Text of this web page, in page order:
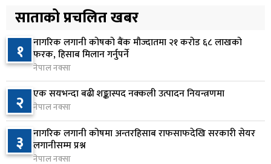
५
सरकारद्वारा राष्ट्रसेवक कर्मचारीको नयाँ तलबमान
स्वीकृत, न्यूनतम तलब २८ हजार ९८४ रुपैयाँ
१३ घण्टा अघि
६
सिद्धबाबा सुरुङ निर्माणमा ३ अर्ब १ करोड खर्च, २०८३
फागुनको समयसीमा
२0 घण्टा अघि
७
निम्सदाइसहित चार पर्वतारोहीको शव बेस क्याम्पमा
ल्याइयो
१ दिन अघि
साताको प्रचलित खबर
१ नागरिक लगानी कोषको बैंक मौज्दातमा २१ करोड ६८ लाखको
फरक, हिसाब मिलान गर्नुपर्ने
नेपाल नक्सा
२ एक सयभन्दा बढी शङ्कास्पद नक्कली उत्पादन नियन्त्रणमा
नेपाल नक्सा
३ नागरिक लगानी कोषमा अन्तरहिसाब राफसाफदेखि सरकारी सेयर
लगानीसम्म प्रश्न
नेपाल नक्सा